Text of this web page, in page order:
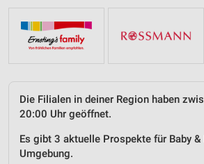
Die Filialen in deiner Region haben
20:00 Uhr geöffnet.
Es gibt 3 aktuelle Prospekte für Baby
Umgebung.